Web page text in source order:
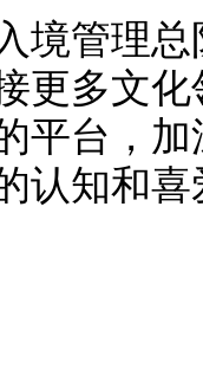
管理总
更多文
平台，
认知和